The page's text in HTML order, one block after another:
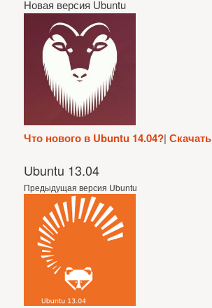
Новая версия Ubuntu
Что нового в Ubuntu 14.04?|Скачать
Ubuntu 13.04
Предыдущая версия Ubuntu